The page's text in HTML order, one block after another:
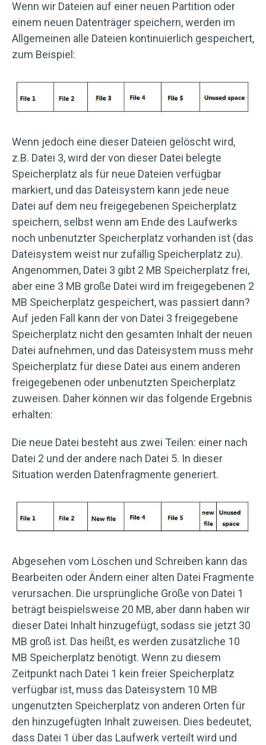
Wenn wir Dateien auf einer neuen Partition oder
einem neuen Datenträger speichern, werden im
Allgemeinen alle Dateien kontinuierlich gespeichert,
zum Beispiel:
Wenn jedoch eine dieser Dateien gelöscht wird,
z.B. Datei 3, wird der von dieser Datei belegte
Speicherplatz als für neue Dateien verfügbar
markiert, und das Dateisystem kann jede neue
Datei auf dem neu freigegebenen Speicherplatz
speichern, selbst wenn am Ende des Laufwerks
noch unbenutzter Speicherplatz vorhanden ist (das
Dateisystem weist nur zufällig Speicherplatz zu).
Angenommen, Datei 3 gibt 2 MB Speicherplatz frei,
aber eine 3 MB große Datei wird im freigegebenen 2
MB Speicherplatz gespeichert, was passiert dann?
Auf jeden Fall kann der von Datei 3 freigegebene
Speicherplatz nicht den gesamten Inhalt der neuen
Datei aufnehmen, und das Dateisystem muss mehr
Speicherplatz für diese Datei aus einem anderen
freigegebenen oder unbenutzten Speicherplatz
zuweisen. Daher können wir das folgende Ergebnis
erhalten:
Die neue Datei besteht aus zwei Teilen: einer nach
Datei 2 und der andere nach Datei 5. In dieser
Situation werden Datenfragmente generiert.
Abgesehen vom Löschen und Schreiben kann das
Bearbeiten oder Ändern einer alten Datei Fragmente
verursachen. Die ursprüngliche Größe von Datei 1
beträgt beispielsweise 20 MB, aber dann haben wir
dieser Datei Inhalt hinzugefügt, sodass sie jetzt 30
MB groß ist. Das heißt, es werden zusätzliche 10
MB Speicherplatz benötigt. Wenn zu diesem
Zeitpunkt nach Datei 1 kein freier Speicherplatz
verfügbar ist, muss das Dateisystem 10 MB
ungenutzten Speicherplatz von anderen Orten für
den hinzugefügten Inhalt zuweisen. Dies bedeutet,
dass Datei 1 über das Laufwerk verteilt wird und